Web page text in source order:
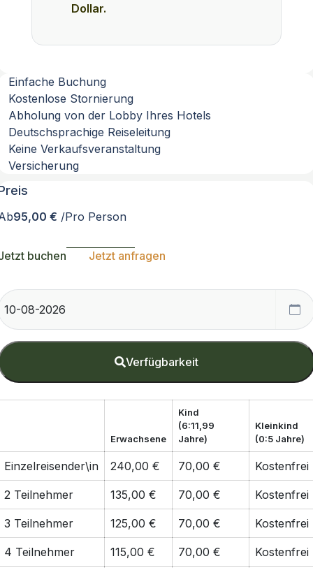
Dollar.
Einfache Buchung
Kostenlose Stornierung
Abholung von der Lobby Ihres Hotels
Deutschsprachige Reiseleitung
Keine Verkaufsveranstaltung
Versicherung
95,00 € /Pro Person
buchen Jetzt anfragen
Verfügbarkeit
Erwachsene
Kind
(6:11,99
Jahre)
Kleinkind
(0:5 Jahre)
Einzelreisender\in 240,00 € 70,00 € Kostenfrei
2 Teilnehmer 135,00 € 70,00 € Kostenfrei
3 Teilnehmer 125,00 € 70,00 € Kostenfrei
4 Teilnehmer 115,00 € 70,00 € Kostenfrei